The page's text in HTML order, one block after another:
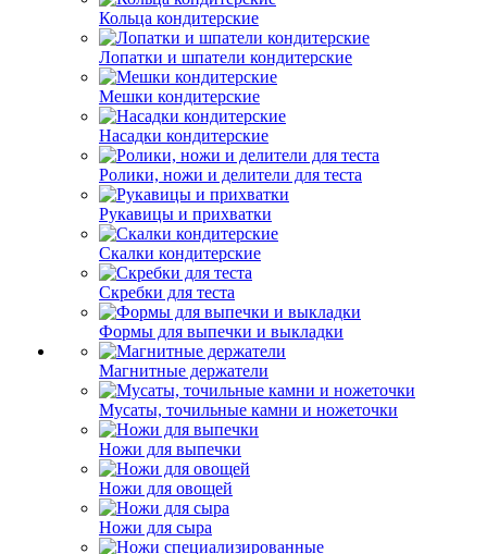
Кольца кондитерские
Лопатки и шпатели кондитерские
Мешки кондитерские
Насадки кондитерские
Ролики, ножи и делители для теста
Рукавицы и прихватки
Скалки кондитерские
Скребки для теста
Формы для выпечки и выкладки
Магнитные держатели
Мусаты, точильные камни и ножеточки
Ножи для выпечки
Ножи для овощей
Ножи для сыра